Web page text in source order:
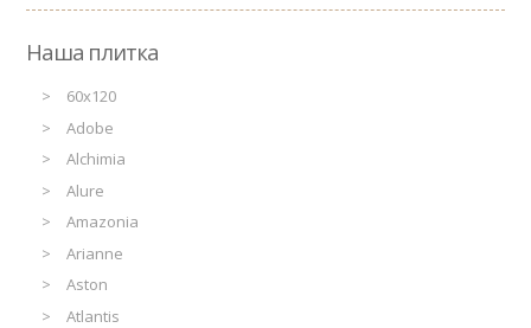
Наша плитка
60x120
Adobe
Alchimia
Alure
Amazonia
Arianne
Aston
Atlantis